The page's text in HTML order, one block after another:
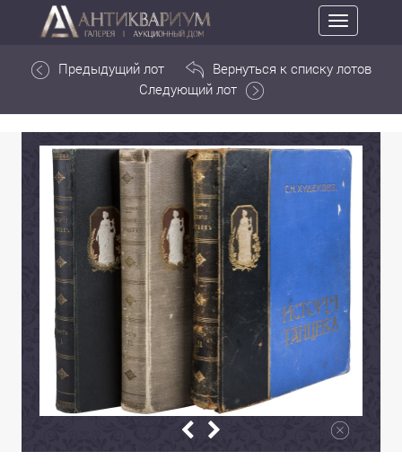
Toggle
navigation
Предыдущий лот
Вернуться к списку лотов
Следующий лот